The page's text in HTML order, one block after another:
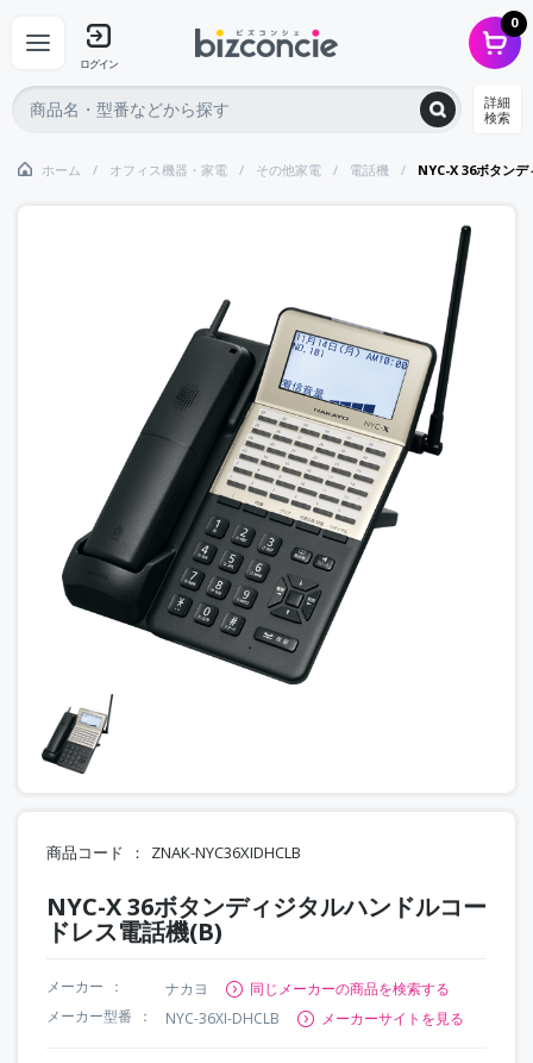
ログイン
0
詳細
検索
ホーム オフィス機器・家電 その他家電 電話機 NYC-X 36ボタン
商品コード ZNAK-NYC36XIDHCLB
NYC-X 36ボタンディジタルハンドルコー
ドレス電話機(B)
メーカー ナカヨ
同じメーカーの商品を検索する
メーカー型番
NYC-36XI-DHCLB メーカーサイトを見る